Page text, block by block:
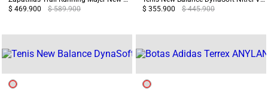
$ 469.900
$ 589.900
$ 355.900
$ 445.900